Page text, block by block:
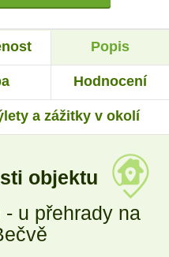
Popis
Hodnocení
a zážitky v okolí
objektu
u přehrady na